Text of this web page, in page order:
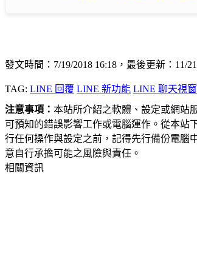
發文時間：7/19/2018 16:18，最後更新：11/
TAG: LINE 回覆 LINE 新功能 LINE 聊天視窗
注意事項： 本站所介紹之軟體、設定或網站
可預知的錯誤影響工作或電腦運作。從本站
行任何操作與設定之前，記得先行備份電腦
意自行承擔可能之風險與責任。
相關資訊